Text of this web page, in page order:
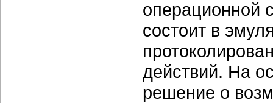
операционной
состоит в
действий. На
решение о